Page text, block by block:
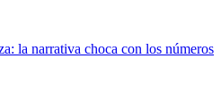
la narrativa choca con los números